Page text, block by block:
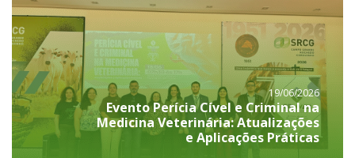
19/06/2026
Evento Perícia Cível e Criminal na
Medicina Veterinária: Atualizações
e Aplicações Práticas